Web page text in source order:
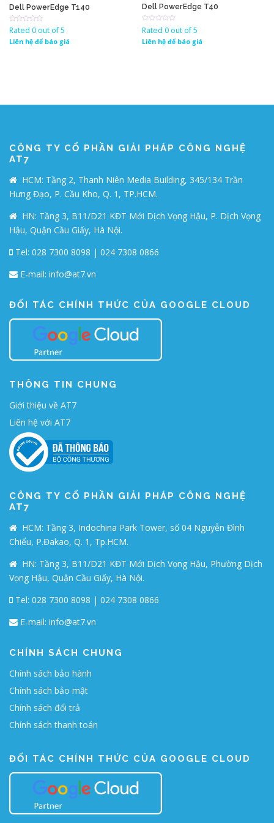
Dell PowerEdge T140
Rated 0 out of 5
Liên hệ để báo giá
Dell PowerEdge T40
Rated 0 out of 5
Liên hệ để báo giá
CÔNG TY CỔ PHẦN GIẢI PHÁP CÔNG NGHỆ
AT7
HCM: Tầng 2, Thanh Niên Media Building, 345/134 Trần
Hưng Đạo, P. Cầu Kho, Q. 1, TP.HCM.
HN: Tầng 3, B11/D21 KĐT Mới Dịch Vọng Hậu, P. Dịch Vọng
Hậu, Quận Cầu Giấy, Hà Nội.
Tel: 028 7300 8098 | 024 7308 0866
E-mail: info@at7.vn
ĐỐI TÁC CHÍNH THỨC CỦA GOOGLE CLOUD
THÔNG TIN CHUNG
Giới thiệu về AT7
Liên hệ với AT7
CÔNG TY CỔ PHẦN GIẢI PHÁP CÔNG NGHỆ
AT7
HCM: Tầng 3, Indochina Park Tower, số 04 Nguyễn Đình
Chiểu, P.Đakao, Q. 1, Tp.HCM.
HN: Tầng 3, B11/D21 KĐT Mới Dịch Vọng Hậu, Phường Dịch
Vọng Hậu, Quận Cầu Giấy, Hà Nội.
Tel: 028 7300 8098 | 024 7308 0866
E-mail: info@at7.vn
CHÍNH SÁCH CHUNG
Chính sách bảo hành
Chính sách bảo mật
Chính sách đổi trả
Chính sách thanh toán
ĐỐI TÁC CHÍNH THỨC CỦA GOOGLE CLOUD